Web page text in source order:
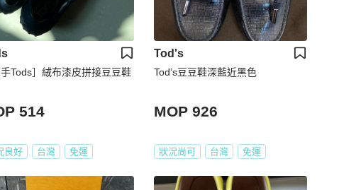
手Tods］絨布漆皮拼接豆豆鞋
514
良好 台灣 免運
Tod's
Tod’s豆豆鞋深藍近黑色
MOP 926
狀況尚可 台灣 免運